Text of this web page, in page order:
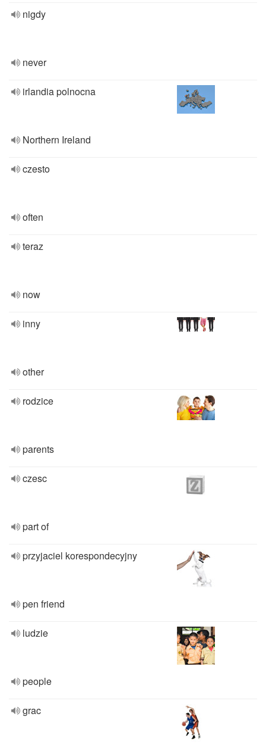
nigdy
never
irlandia polnocna
Northern Ireland
czesto
often
teraz
now
inny
other
rodzice
parents
czesc
part of
przyjaciel korespondecyjny
pen friend
ludzie
people
grac